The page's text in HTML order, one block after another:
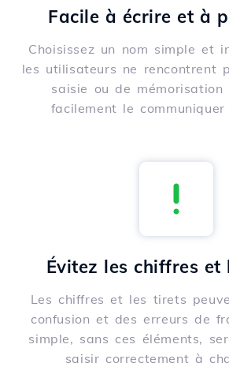
Facile à écrire et à
Choisissez un nom simple et
les utilisateurs ne rencontrent
saisie ou de mémorisation
facilement le
Évitez les chiffres et
Les chiffres et les tirets
confusion et des erreurs de
simple, sans ces éléments,
saisir correctement à